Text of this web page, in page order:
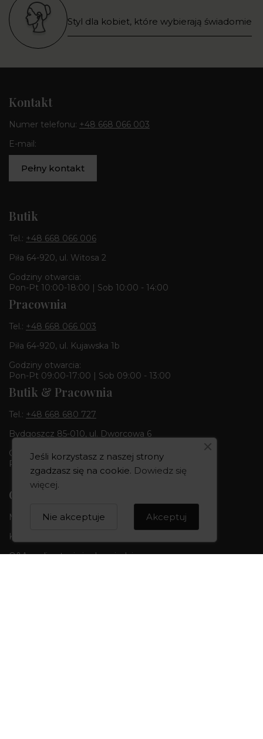
Styl dla kobiet, które wybierają świadomie
Kontakt
Numer telefonu: +48 668 066 003
E-mail:
Pełny kontakt
Butik
Tel.: +48 668 066 006
Piła 64-920, ul. Witosa 2
Godziny otwarcia:
Pon-Pt 10:00-18:00 | Sob 10:00 - 14:00
Pracownia
Tel.: +48 668 066 003
Piła 64-920, ul. Kujawska 1b
Godziny otwarcia:
Pon-Pt 09:00-17:00 | Sob 09:00 - 13:00
Butik & Pracownia
Tel.: +48 668 680 727
Bydgoszcz 85-010, ul. Dworcowa 6
Godziny otwarcia:
Pon-Pt 10:00-18:00 | Sob 10:00 - 14:00
CREOWNIA
Marka CREOWNIA
Karta Podarunkowa
Q&A czyli pytania i odpowiedzi
Jeśli korzystasz z naszej strony
zgadzasz się na cookie. Dowiedz się
więcej.
Akceptuj
Nie akceptuje